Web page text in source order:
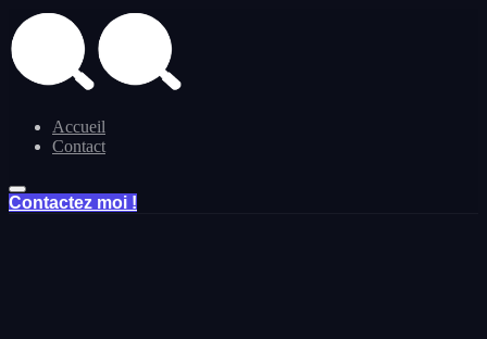
Skip to main content
Accueil
Contact
Contactez moi !